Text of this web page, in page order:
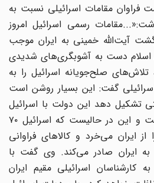
مقامات اسرائیلی نسبت به
رسمی اسرائیل امروز
آیت‌الله خمینی به ایران موجب
دست به آشوبگری‌های شدیدی
صلح‌جویانه اسرائیل را به
گفت: این بسیار روشن است
تشکیل دهد این دولت با اسرائیل
هیچ رابطه‌ای نخواهد داشت و این در حالیست که اسرائیل ۷۰
ایران می‌خرد و کالاهای فراوانی
ایران صادر می‌کند. وی گفت با
اسرائیلی مقیم ایران